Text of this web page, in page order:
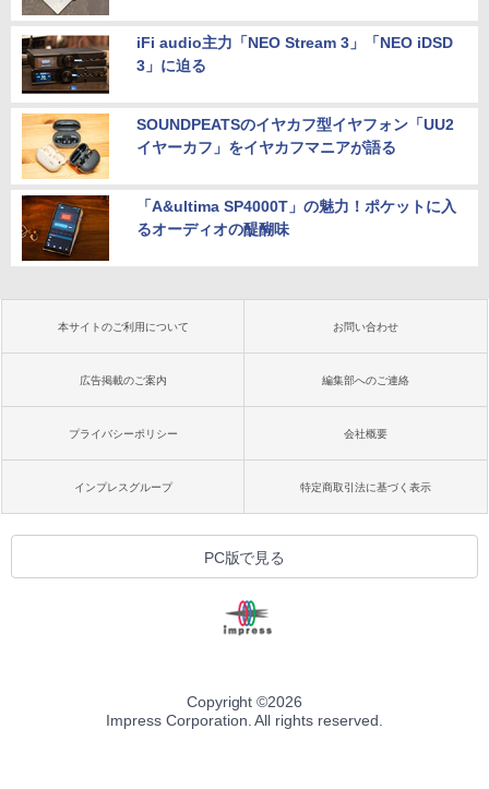
iFi audio主力「NEO Stream 3」「NEO iDSD
3」に迫る
SOUNDPEATSのイヤカフ型イヤフォン「UU2
イヤーカフ」をイヤカフマニアが語る
「A&ultima SP4000T」の魅力！ポケットに入
るオーディオの醍醐味
本サイトのご利用について お問い合わせ
広告掲載のご案内 編集部へのご連絡
プライバシーポリシー 会社概要
インプレスグループ 特定商取引法に基づく表示
PC版で見る
Copyright ©2026
Impress Corporation. All rights reserved.